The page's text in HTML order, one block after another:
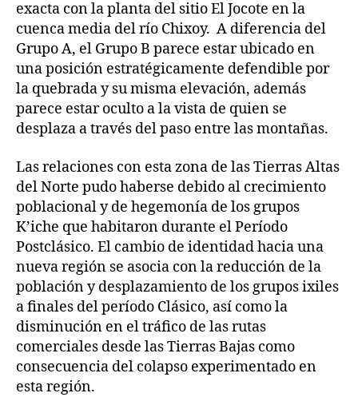
exacta con la planta del sitio El Jocote en la
cuenca media del río Chixoy. A diferencia del
Grupo A, el Grupo B parece estar ubicado en
una posición estratégicamente defendible por
la quebrada y su misma elevación, además
parece estar oculto a la vista de quien se
desplaza a través del paso entre las montañas.
Las relaciones con esta zona de las Tierras Altas
del Norte pudo haberse debido al crecimiento
poblacional y de hegemonía de los grupos
K’iche que habitaron durante el Período
Postclásico. El cambio de identidad hacia una
nueva región se asocia con la reducción de la
población y desplazamiento de los grupos ixiles
a finales del período Clásico, así como la
disminución en el tráfico de las rutas
comerciales desde las Tierras Bajas como
consecuencia del colapso experimentado en
esta región.